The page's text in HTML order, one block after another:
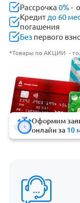
Рассрочка0% -
Кредитдо 60
погашения
Без первого
*Товары по АКЦИИ -
Оформим
онлайн за 10